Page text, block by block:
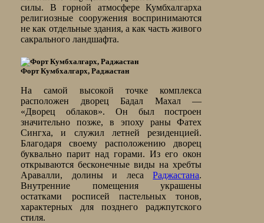
силы. В горной атмосфере Кумбхалгарха
религиозные сооружения воспринимаются
не как отдельные здания, а как часть живого
сакрального ландшафта.
Форт Кумбхалгарх, Раджастан
На самой высокой точке комплекса
расположен дворец Бадал Махал —
«Дворец облаков». Он был построен
значительно позже, в эпоху раны Фатех
Сингха, и служил летней резиденцией.
Благодаря своему расположению дворец
буквально парит над горами. Из его окон
открываются бесконечные виды на хребты
Аравалли, долины и лесаРаджастана.
Внутренние помещения украшены
остатками росписей пастельных тонов,
характерных для позднего раджпутского
стиля.